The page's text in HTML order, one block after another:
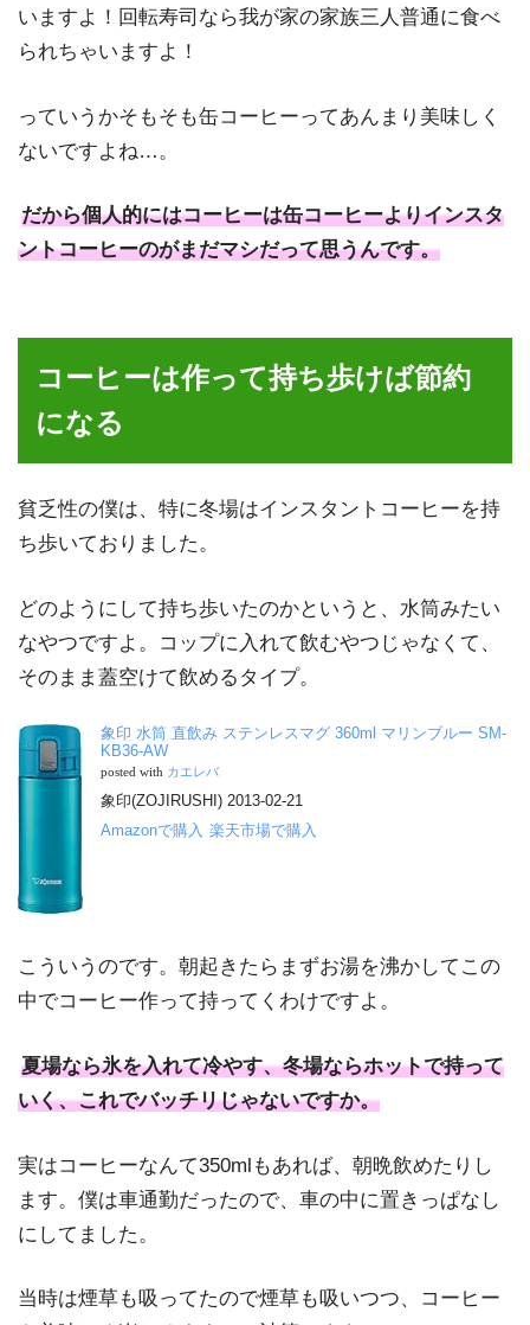
いますよ！回転寿司なら我が家の家族三人普通に食べ
られちゃいますよ！
っていうかそもそも缶コーヒーってあんまり美味しく
ないですよね…。
だから個人的にはコーヒーは缶コーヒーよりインスタ
ントコーヒーのがまだマシだって思うんです。
コーヒーは作って持ち歩けば節約
になる
貧乏性の僕は、特に冬場はインスタントコーヒーを持
ち歩いておりました。
どのようにして持ち歩いたのかというと、水筒みたい
なやつですよ。コップに入れて飲むやつじゃなくて、
そのまま蓋空けて飲めるタイプ。
象印 水筒 直飲み ステンレスマグ 360ml マリンブルー SM-
KB36-AW
posted with カエレバ
象印(ZOJIRUSHI) 2013-02-21
Amazonで購入 楽天市場で購入
こういうのです。朝起きたらまずお湯を沸かしてこの
中でコーヒー作って持ってくわけですよ。
夏場なら氷を入れて冷やす、冬場ならホットで持って
いく、これでバッチリじゃないですか。
実はコーヒーなんて350mlもあれば、朝晩飲めたりし
ます。僕は車通勤だったので、車の中に置きっぱなし
にしてました。
当時は煙草も吸ってたので煙草も吸いつつ、コーヒー